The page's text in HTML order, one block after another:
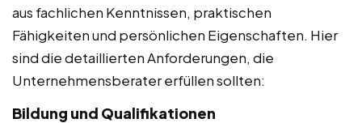
aus fachlichen Kenntnissen, praktischen
Fähigkeiten und persönlichen Eigenschaften. Hier
sind die detaillierten Anforderungen, die
Unternehmensberater erfüllen sollten:
Bildung und Qualifikationen